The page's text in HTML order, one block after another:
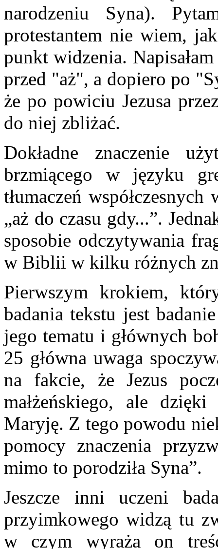
narodzeniu Syna).
protestantem nie wiem,
punkt widzenia.
przed "aż", a dopiero po
że po powiciu Jezusa
do niej zbliżać.
Dokładne znaczenie
brzmiącego w języku
tłumaczeń
„aż do czasu gdy...”.
sposobie odczytywania
w Biblii w kilku różnych
Pierwszym krokiem,
badania tekstu jest
jego tematu i głównych
25 główna uwaga
na fakcie, że Jezus
małżeńskiego, ale
Maryję. Z tego powodu
pomocy znaczenia
mimo to porodziła Syna”.
Jeszcze inni uczeni
przyimkowego widzą tu
w czym wyraża on